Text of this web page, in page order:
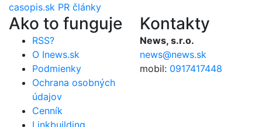
casopis.sk PR články
Ako to funguje
RSS?
O Inews.sk
Podmienky
Ochrana osobných
údajov
Cenník
Kontakty
News, s.r.o.
news@news.sk
mobil: 0917417448